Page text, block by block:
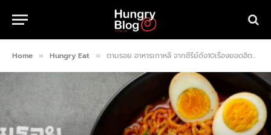
Home » Hungry Eat » ตามรอย อาหารเกาหลี จากซีรีย์ดัง10เรื่องยอดฮิตที่ไม่ควรพลาด!